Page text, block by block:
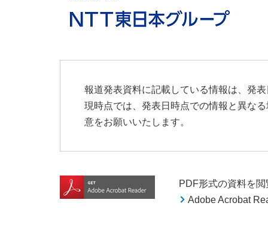
報道発表資料に記載している情報は、発
現時点では、発表日時点での情報と異な
意をお願いいたします。
PDF形式の資料を
Adobe Acrobat